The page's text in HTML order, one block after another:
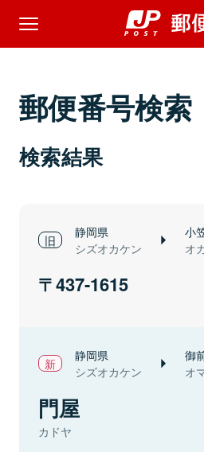
郵便番号検索
検索結果
静岡県
シズオカケン
小
オ
437-1615
静岡県
シズオカケン
御
オ
門屋
カドヤ